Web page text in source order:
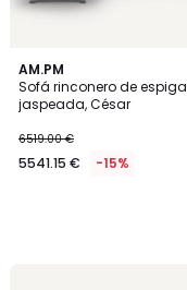
AM.PM
Sofá rinconero de espiga
jaspeada, César
6519.00 €
5541.15 € -15%